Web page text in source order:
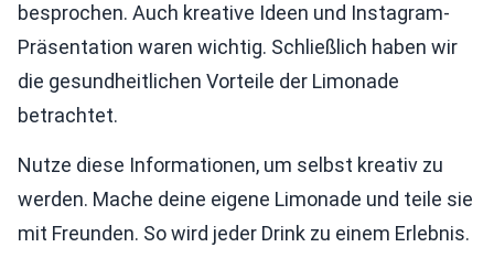
besprochen. Auch kreative Ideen und Instagram-
Präsentation waren wichtig. Schließlich haben wir
die gesundheitlichen Vorteile der Limonade
betrachtet.
Nutze diese Informationen, um selbst kreativ zu
werden. Mache deine eigene Limonade und teile sie
mit Freunden. So wird jeder Drink zu einem Erlebnis.